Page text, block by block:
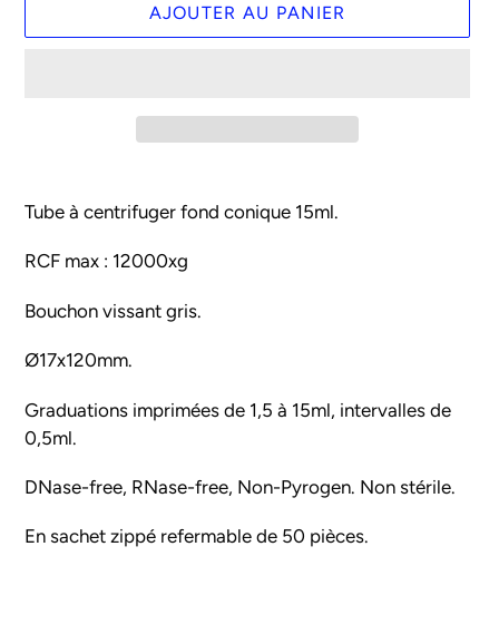
AJOUTER AU PANIER
d'un
à
panier
Tube à centrifuger fond conique 15ml.
RCF max : 12000xg
Bouchon vissant gris.
Ø17x120mm.
Graduations imprimées de 1,5 à 15ml, intervalles de
0,5ml.
DNase-free, RNase-free, Non-Pyrogen. Non stérile.
En sachet zippé refermable de 50 pièces.